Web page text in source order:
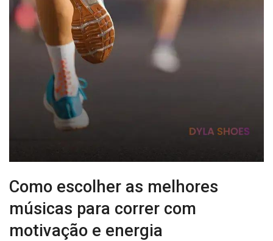
Como escolher as melhores
músicas para correr com
motivação e energia